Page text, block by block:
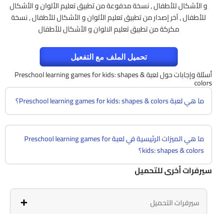
و الأشكال للأطفال , نسخة مدفوعة من تطبيق تعليم الألوان و الأشكال
للأطفال , آخر إصدار من تطبيق تعليم الألوان و الأشكال للأطفال , نسخة
مكركة من تطبيق تعليم الالوان و الأشكال للأطفال
تحميل الملف مع التفعيل
أسئلة وإجابات حول لعبة Preschool learning games for kids: shapes &
colors
ما هي لعبة Preschool learning games for kids: shapes & colors؟
ما هي الميزات الرئيسية في لعبة Preschool learning games for
kids: shapes & colors؟
سيرفرات أخرى للتحميل
سيرفرات التحميل